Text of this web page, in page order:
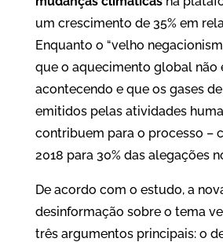
um crescimento de 35% em
Enquanto o “velho
que o aquecimento global não
acontecendo e que os gases
emitidos pelas atividades
contribuem para o processo –
2018 para 30% das alegações
De acordo com o estudo, a
desinformação sobre o tema
três argumentos principais: o